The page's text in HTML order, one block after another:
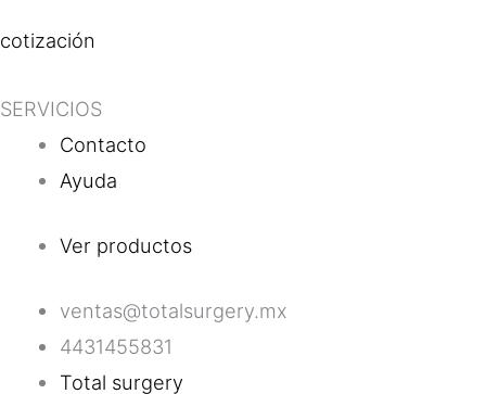
cotización
SERVICIOS
Contacto
Ayuda
Ver productos
ventas@totalsurgery.mx
4431455831
Total surgery